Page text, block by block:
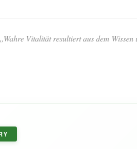
„Wahre Vitalität resultiert aus dem